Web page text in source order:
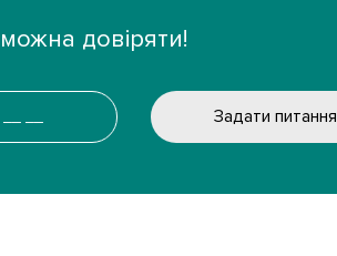
довіряти!
Задати питання